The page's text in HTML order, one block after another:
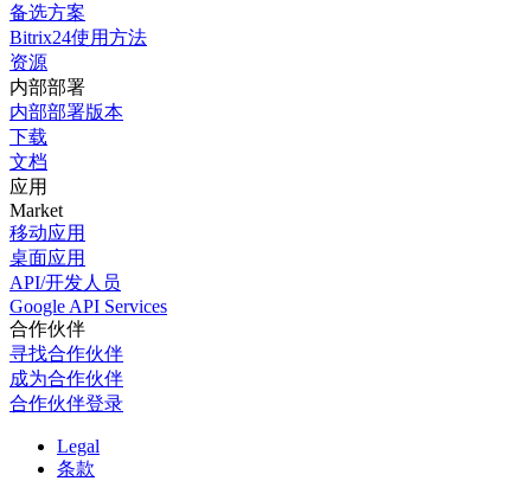
备选方案
Bitrix24使用方法
资源
内部部署
内部部署版本
下载
文档
应用
Market
移动应用
桌面应用
API/开发人员
Google API Services
合作伙伴
寻找合作伙伴
成为合作伙伴
合作伙伴登录
Legal
条款